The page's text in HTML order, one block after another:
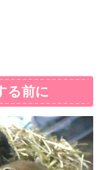
る前に